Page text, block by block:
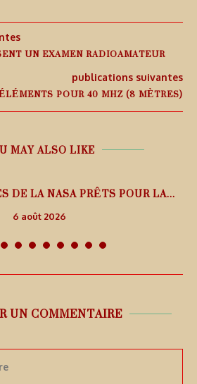
UN EXAMEN RADIOAMATEUR
publications suivantes
POUR 40 MHZ (8 MÈTRES)
MAY ALSO LIKE
DE LA NASA PRÊTS POUR LA...
6 août 2026
UN COMMENTAIRE